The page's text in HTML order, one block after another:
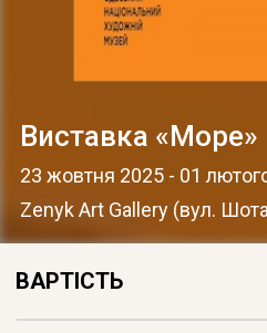
Виставка «Море»
23 жовтня 2025- 01
Zenyk Art Gallery (вул.
ВАРТІСТЬ